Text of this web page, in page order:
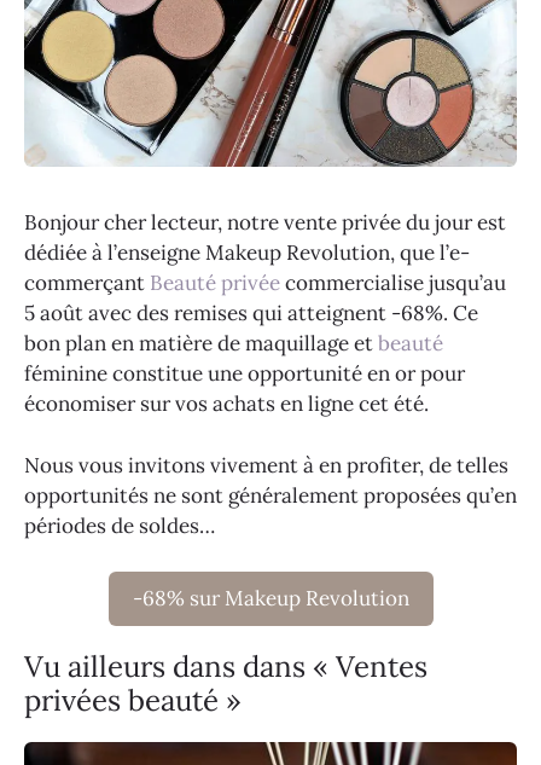
Bonjour cher lecteur, notre vente privée du jour est
dédiée à l’enseigne Makeup Revolution, que l’e-
commerçant Beauté privéecommercialise jusqu’au
5 août avec des remises qui atteignent -68%. Ce
bon plan en matière de maquillage etbeauté
féminine constitue une opportunité en or pour
économiser sur vos achats en ligne cet été.
Nous vous invitons vivement à en profiter, de telles
opportunités ne sont généralement proposées qu’en
périodes de soldes…
-68% sur Makeup Revolution
Vu ailleurs dans dans « Ventes
privées beauté »